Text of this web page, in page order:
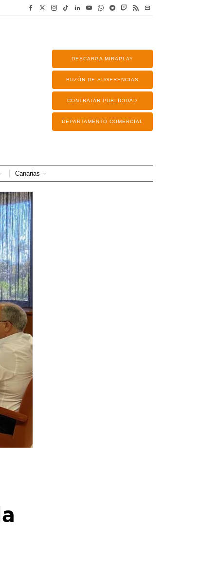
DESCARGA MIRAPLAY
BUZÓN DE SUGERENCIAS
CONTRATAR PUBLICIDAD
DEPARTAMENTO COMERCIAL
Canarias